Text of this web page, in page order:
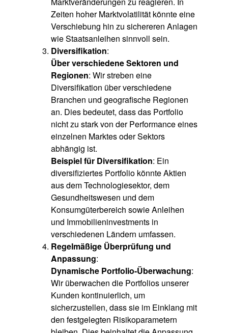
Zeiten hoher Marktvolatilität könnte eine
Verschiebung hin zu sichereren Anlagen
wie Staatsanleihen sinnvoll sein.
Diversifikation:
Über verschiedene Sektoren und
Regionen: Wir streben eine
Diversifikation über verschiedene
Branchen und geografische Regionen
an. Dies bedeutet, dass das Portfolio
nicht zu stark von der Performance eines
einzelnen Marktes oder Sektors
abhängig ist.
Beispiel für Diversifikation: Ein
diversifiziertes Portfolio könnte Aktien
aus dem Technologiesektor, dem
Gesundheitswesen und dem
Konsumgüterbereich sowie Anleihen
und Immobilieninvestments in
verschiedenen Ländern umfassen.
Regelmäßige Überprüfung und
Anpassung:
Dynamische Portfolio-Überwachung:
Wir überwachen die Portfolios unserer
Kunden kontinuierlich, um
sicherzustellen, dass sie im Einklang mit
den festgelegten Risikoparametern